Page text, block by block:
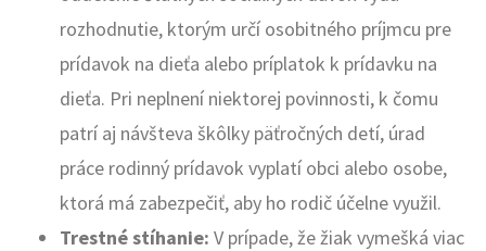
rozhodnutie, ktorým určí osobitného príjmcu pre
prídavok na dieťa alebo príplatok k prídavku na
dieťa. Pri neplnení niektorej povinnosti, k čomu
patrí aj návšteva škôlky päťročných detí, úrad
práce rodinný prídavok vyplatí obci alebo osobe,
ktorá má zabezpečiť, aby ho rodič účelne využil.
Trestné stíhanie: V prípade, že žiak vymešká viac